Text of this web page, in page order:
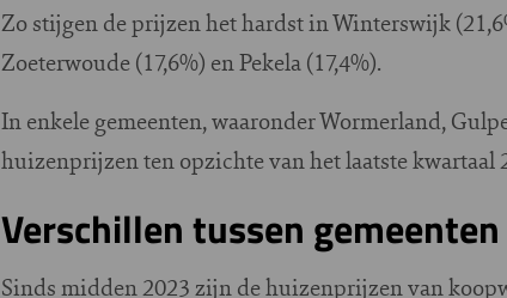
Zo stijgen de prijzen het hardst in Winterswijk
Zoeterwoude (17,6%) en Pekela (17,4%).
In enkele gemeenten, waaronder Wormerland,
huizenprijzen ten opzichte van het laatste kwartaal
Verschillen tussen gemeenten
Sinds midden 2023 zijn de huizenprijzen van